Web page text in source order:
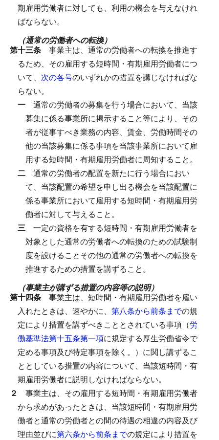
期雇用労働者に対しても、利用の機会を与えなけれ
ばならない。
（通常の労働者への転換）
第十三条 事業主は、通常の労働者への転換を推進す
るため、その雇用する短時間・有期雇用労働者につ
いて、 次の各号のいずれかの措置を講じなければな
らない。
一 通常の労働者の募集を行う場合において、当該
募集に係る事業所に掲示すること等により、その
者が従事すべき業務の内容、賃金、労働時間その
他の当該募集に係る事項を当該事業所において雇
用する短時間・有期雇用労働者に周知すること。
二 通常の労働者の配置を新たに行う場合におい
て、当該配置の希望を申し出る機会を当該配置に
係る事業所において雇用する短時間・有期雇用労
働者に対して与えること。
三 一定の資格を有する短時間・有期雇用労働者を
対象とした通常の労働者への転換のための試験制
度を設けることその他の通常の労働者への転換を
推進するための措置を講ずること。
（事業主が講ずる措置の内容等の説明）
第十四条 事業主は、短時間・有期雇用労働者を雇い
入れたときは、速やかに、 第八条から前条までの規
定により措置を講ずべきこととされている事項（労
働基準法第十五条第一項に規定する厚生労働省令で
定める事項及び特定事項を除く。）に関し講ずるこ
ととしている措置の内容について、当該短時間・有
期雇用労働者に説明しなければならない。
２ 事業主は、その雇用する短時間・有期雇用労働者
から求めがあったときは、当該短時間・有期雇用労
働者と通常の労働者との間の待遇の相違の内容及び
理由並びに第六条から前条までの規定により措置を